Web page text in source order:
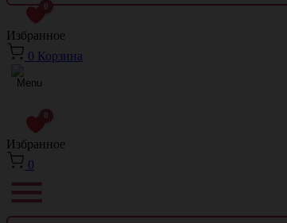
0
Избранное
0 Корзина
0
Избранное
0